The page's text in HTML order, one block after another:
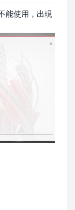
能使用，出現